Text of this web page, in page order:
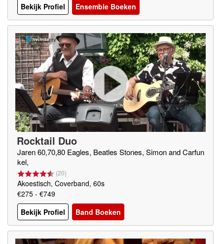
Bekijk Profiel
Ensemble Boeken
Rocktail Duo
Jaren 60,70,80 Eagles, Beatles Stones, Simon and Carfun
kel,
(20)
Akoestisch, Coverband, 60s
€275 - €749
Bekijk Profiel
Band Boeken